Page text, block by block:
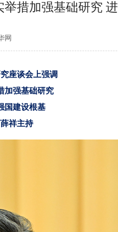
措加强基础研究
网
座谈会上强调
加强基础研究
国建设根基
祥主持